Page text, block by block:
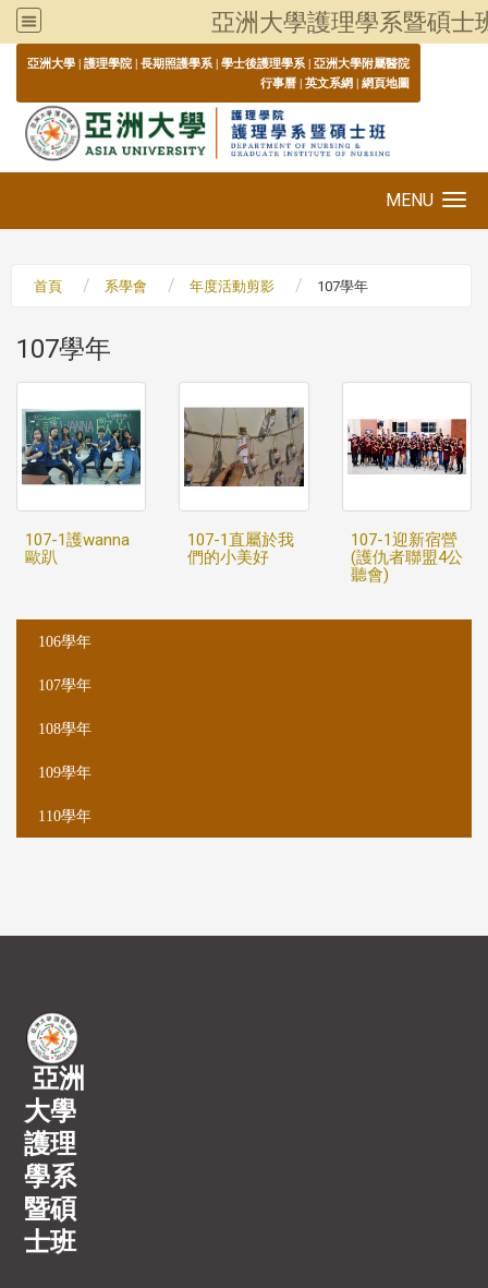
亞洲大學護理學系暨碩士
亞洲大學 | 護理學院 | 長期照護學系 | 學士後護理學系 | 亞洲大學附屬醫院
行事曆 | 英文系網 | 網頁地圖
MENU
首頁 系學會 年度活動剪影 107學年
107學年
107-1護wanna
歐趴
107-1直屬於我
們的小美好
107-1迎新宿營
(護仇者聯盟4公
聽會)
106學年
107學年
108學年
109學年
110學年
亞洲
大學
護理
學系
暨碩
士班